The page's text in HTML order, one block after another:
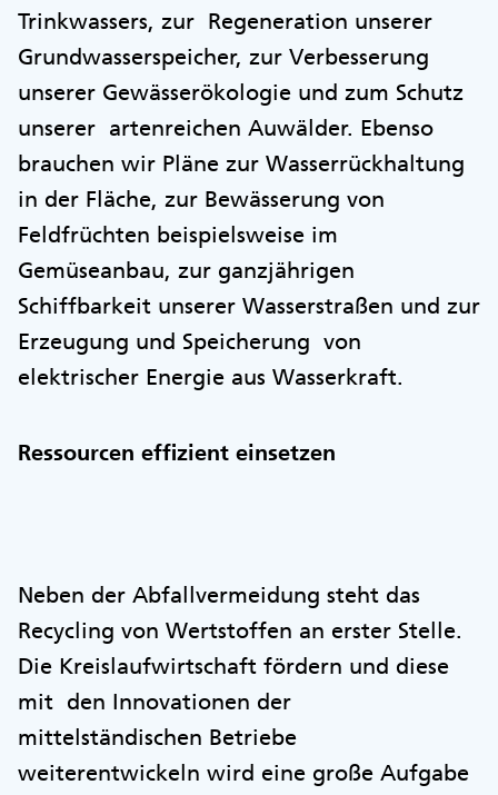
Trinkwassers, zur Regeneration unserer
Grundwasserspeicher, zur Verbesserung
unserer Gewässerökologie und zum Schutz
unserer artenreichen Auwälder. Ebenso
brauchen wir Pläne zur Wasserrückhaltung
in der Fläche, zur Bewässerung von
Feldfrüchten beispielsweise im
Gemüseanbau, zur ganzjährigen
Schiffbarkeit unserer Wasserstraßen und zur
Erzeugung und Speicherung von
elektrischer Energie aus Wasserkraft.
Ressourcen effizient einsetzen
Neben der Abfallvermeidung steht das
Recycling von Wertstoffen an erster Stelle.
Die Kreislaufwirtschaft fördern und diese
mit den Innovationen der
mittelständischen Betriebe
weiterentwickeln wird eine große Aufgabe